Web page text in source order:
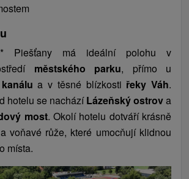
Piešťany má ideální polohu v
městského parku, přímo u
a v těsné blízkosti řeky Váh.
hotelu se nacházíLázeňský ostrova
most. Okolí hotelu dotváří krásně
voňavé růže, které umocňují klidnou
místa.